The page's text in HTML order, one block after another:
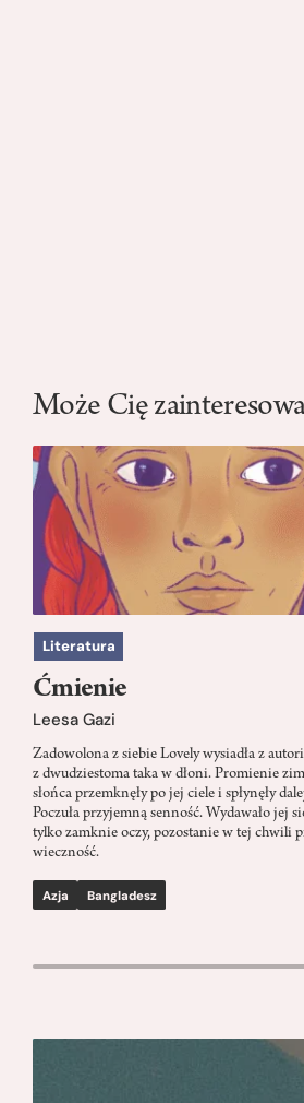
Może Cię
Literatura
Ćmienie
Leesa Gazi
Zadowolona z siebie Lovely wysiadła z
z dwudziestoma taka w dłoni. Promienie
słońca przemknęły po jej ciele i spłynęły
Poczuła przyjemną senność. Wydawało jej
tylko zamknie oczy, pozostanie w tej chwili
wieczność.
Azja Bangladesz